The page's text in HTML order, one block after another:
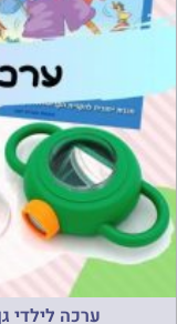
ערכה לילדי